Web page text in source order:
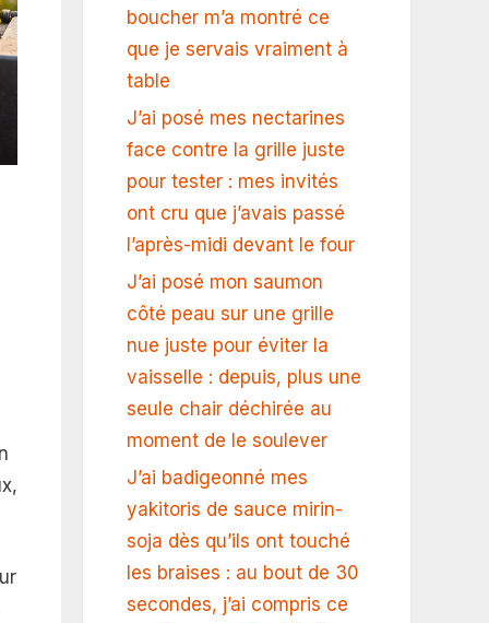
boucher m’a montré ce
que je servais vraiment à
table
J’ai posé mes nectarines
face contre la grille juste
pour tester : mes invités
ont cru que j’avais passé
l’après-midi devant le four
J’ai posé mon saumon
côté peau sur une grille
nue juste pour éviter la
vaisselle : depuis, plus une
seule chair déchirée au
moment de le soulever
J’ai badigeonné mes
yakitoris de sauce mirin-
soja dès qu’ils ont touché
les braises : au bout de 30
secondes, j’ai compris ce